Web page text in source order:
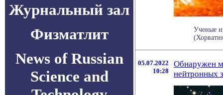
Журнальный зал
Физматлит
News of Russian
Science and
Ученые
05.07.2022
10:28
Обнаружен
нейтронных